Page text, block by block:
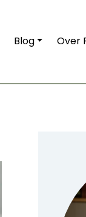
Blog Over